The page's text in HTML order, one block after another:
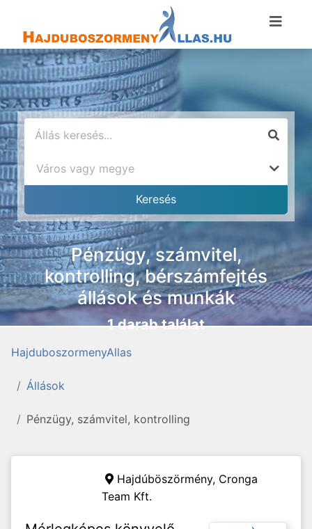
Pénzügy, számvitel,
kontrolling, bérszámfejtés
állások és munkák
1 darab találat
HajduboszormenyAllas
Állások
Pénzügy, számvitel, kontrolling
Hajdúböszörmény, Cronga
Team Kft.